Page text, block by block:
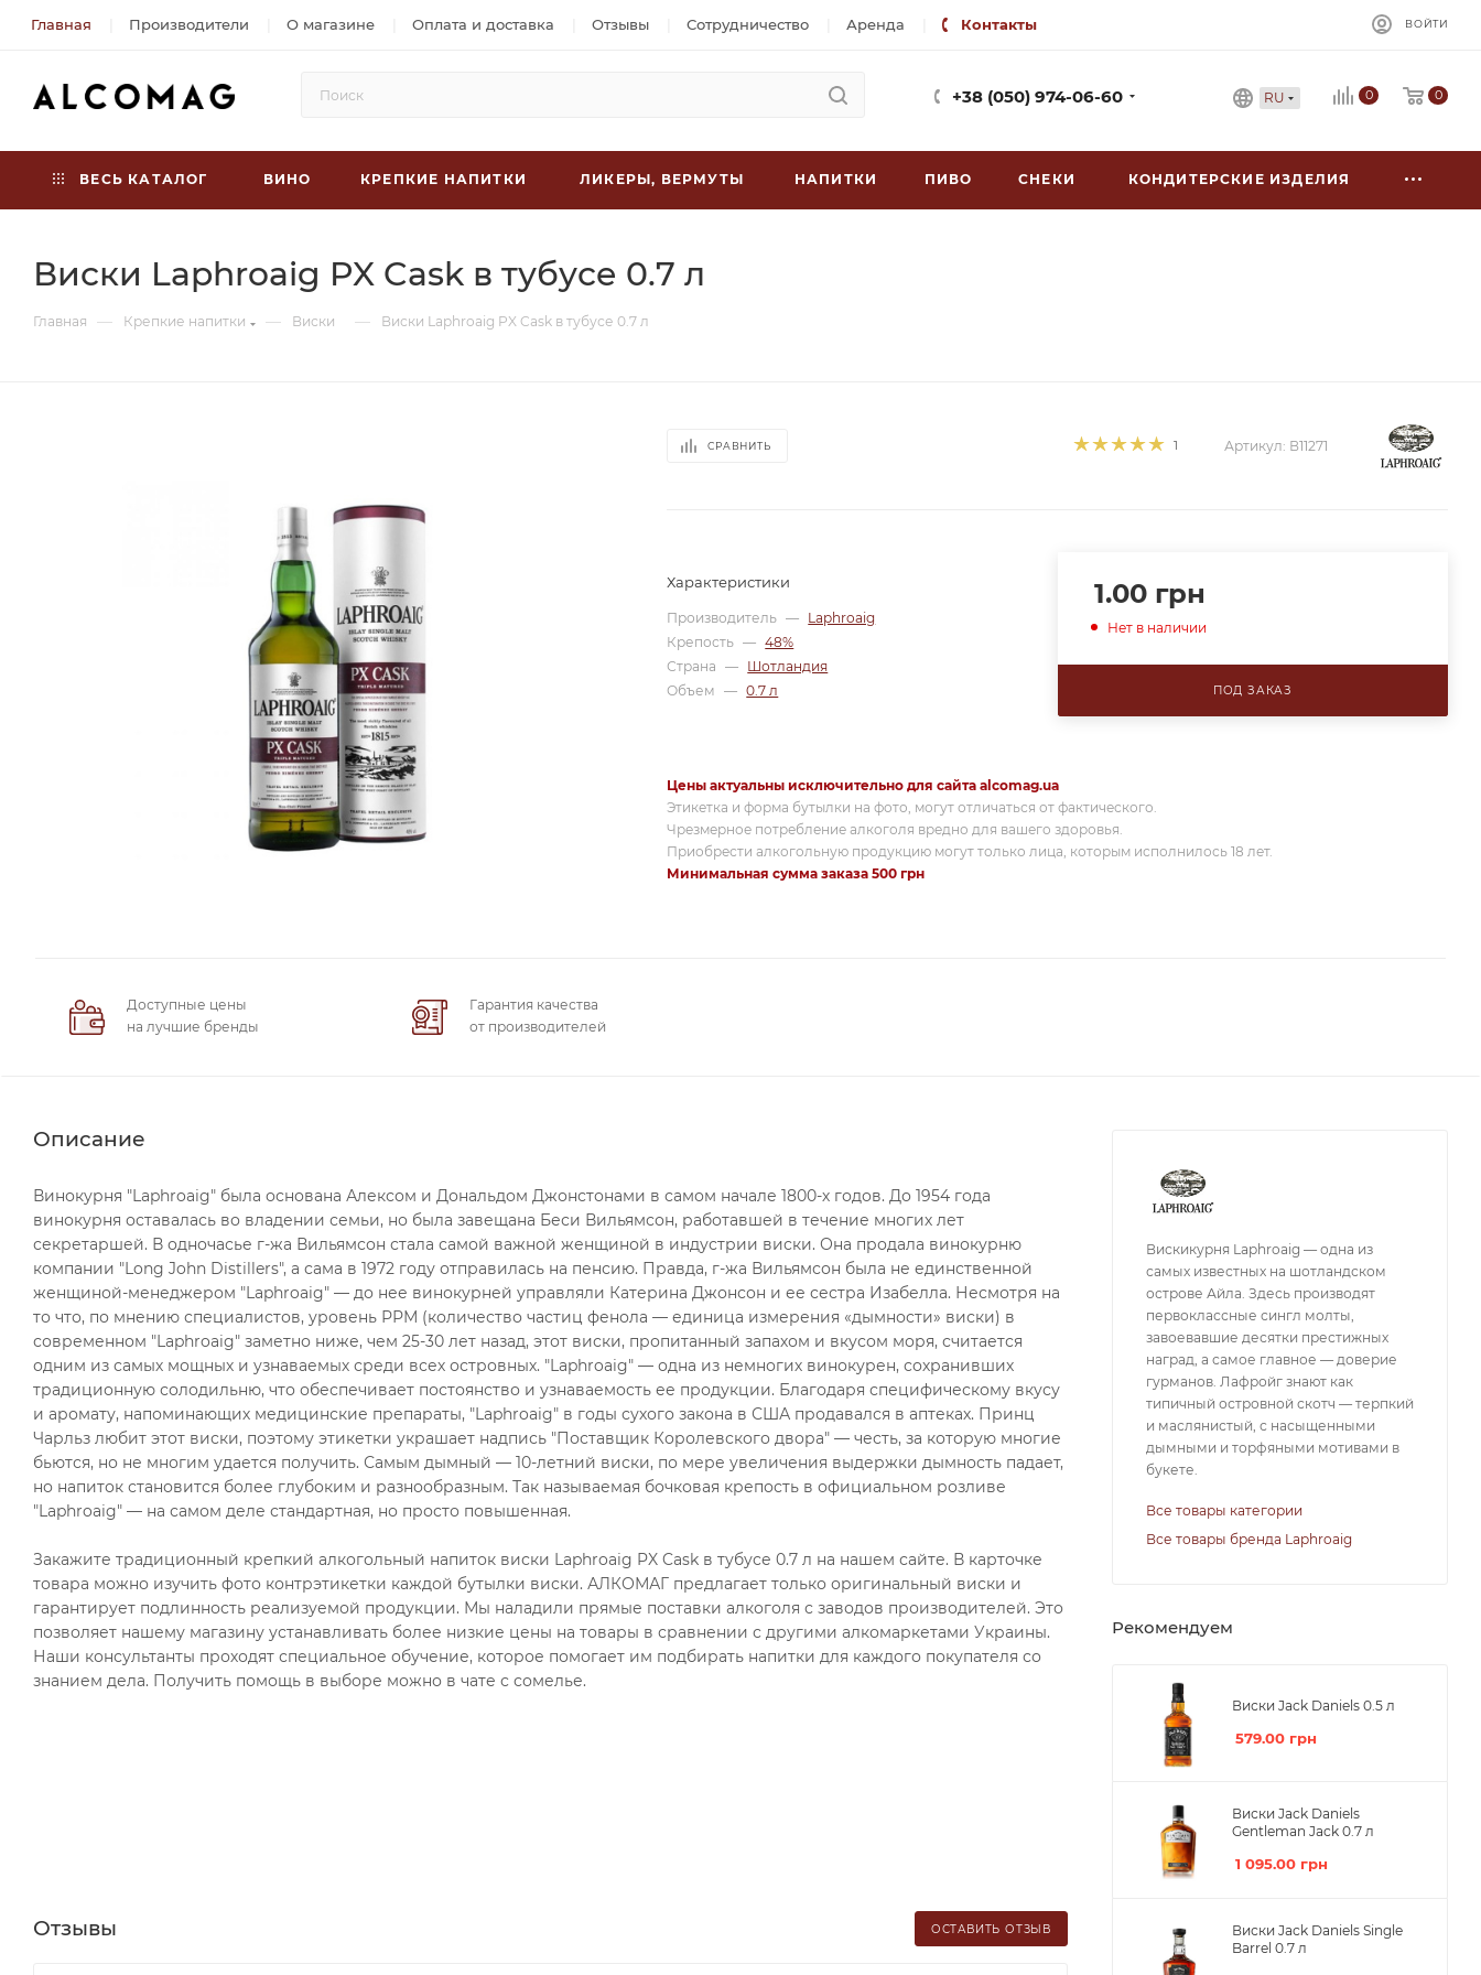
Главная Производители О магазине Оплата и доставка Отзывы Сотрудничество Аренда Контакты ВОЙТИ
+38 (050) 974-06-60 RU 0 0
ВЕСЬ КАТАЛОГ ВИНО КРЕПКИЕ НАПИТКИ ЛИКЕРЫ, ВЕРМУТЫ НАПИТКИ ПИВО СНЕКИ КОНДИТЕРСКИЕ ИЗДЕЛИЯ
Виски Laphroaig PX Cask в тубусе 0.7 л
Главная — Крепкие напитки — Виски — Виски Laphroaig PX Cask в тубусе 0.7 л
СРАВНИТЬ 1 Артикул: В11271
Характеристики
Производитель — Laphroaig
Крепость — 48%
Страна
— Шотландия
Объем
— 0.7 л
1.00грн
Нет в наличии
ПОД ЗАКАЗ
Цены актуальны исключительно для сайта alcomag.ua
Этикетка и форма бутылки на фото, могут отличаться от фактического.
Чрезмерное потребление алкоголя вредно для вашего здоровья.
Приобрести алкогольную продукцию могут только лица, которым исполнилось 18 лет.
Минимальная сумма заказа 500 грн
Доступные цены
на лучшие бренды
Гарантия качества
от производителей
Описание
Винокурня "Laphroaig" была основана Алексом и Дональдом Джонстонами в самом начале 1800-х годов. До 1954 года
винокурня оставалась во владении семьи, но была завещана Беси Вильямсон, работавшей в течение многих лет
секретаршей. В одночасье г-жа Вильямсон стала самой важной женщиной в индустрии виски. Она продала винокурню
компании "Long John Distillers", а сама в 1972 году отправилась на пенсию. Правда, г-жа Вильямсон была не единственной
женщиной-менеджером "Laphroaig" — до нее винокурней управляли Катерина Джонсон и ее сестра Изабелла. Несмотря на
то что, по мнению специалистов, уровень РРМ (количество частиц фенола — единица измерения «дымности» виски) в
современном "Laphroaig" заметно ниже, чем 25-30 лет назад, этот виски, пропитанный запахом и вкусом моря, считается
одним из самых мощных и узнаваемых среди всех островных. "Laphroaig" — одна из немногих винокурен, сохранивших
традиционную солодильню, что обеспечивает постоянство и узнаваемость ее продукции. Благодаря специфическому вкусу
и аромату, напоминающих медицинские препараты, "Laphroaig" в годы сухого закона в США продавался в аптеках. Принц
Чарльз любит этот виски, поэтому этикетки украшает надпись "Поставщик Королевского двора" — честь, за которую многие
бьются, но не многим удается получить. Самым дымный — 10-летний виски, по мере увеличения выдержки дымность падает,
но напиток становится более глубоким и разнообразным. Так называемая бочковая крепость в официальном розливе
"Laphroaig" — на самом деле стандартная, но просто повышенная.
Закажите традиционный крепкий алкогольный напиток виски Laphroaig PX Cask в тубусе 0.7 л на нашем сайте. В карточке
товара можно изучить фото контрэтикетки каждой бутылки виски. АЛКОМАГ предлагает только оригинальный виски и
гарантирует подлинность реализуемой продукции. Мы наладили прямые поставки алкоголя с заводов производителей. Это
позволяет нашему магазину устанавливать более низкие цены на товары в сравнении с другими алкомаркетами Украины.
Наши консультанты проходят специальное обучение, которое помогает им подбирать напитки для каждого покупателя со
знанием дела. Получить помощь в выборе можно в чате с сомелье.
Отзывы ОСТАВИТЬ ОТЗЫВ
Вискикурня Laphroaig — одна из
самых известных на шотландском
острове Айла. Здесь производят
первоклассные сингл молты,
завоевавшие десятки престижных
наград, а самое главное — доверие
гурманов. Лафройг знают как
типичный островной скотч — терпкий
и маслянистый, с насыщенными
дымными и торфяными мотивами в
букете.
Все товары категории
Все товары бренда Laphroaig
Рекомендуем
Виски Jack Daniels 0.5 л
579.00 грн
Виски Jack Daniels
Gentleman Jack 0.7 л
1 095.00 грн
Виски Jack Daniels Single
Barrel 0.7 л